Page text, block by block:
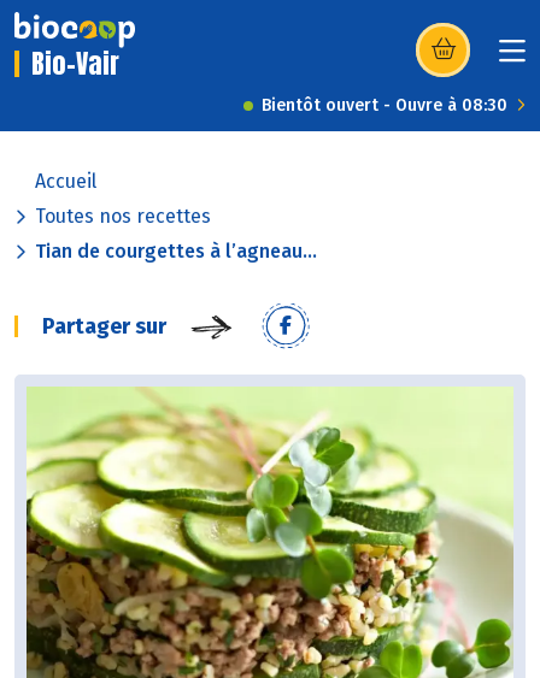
Bio-Vair (s’ouvre dans
Bientôt ouvert - Ouvre à 08:30
Accueil
Toutes nos recettes
Tian de courgettes à l’agneau...
Partager sur